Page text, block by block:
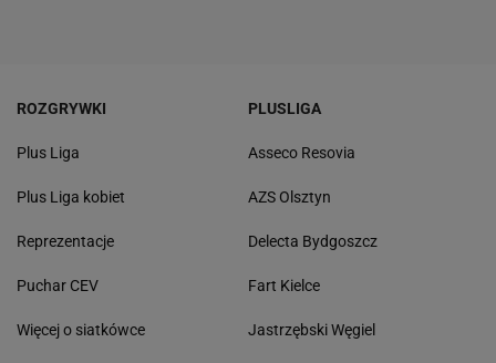
ROZGRYWKI
Plus Liga
Plus Liga kobiet
Reprezentacje
Puchar CEV
Więcej o siatkówce
PLUSLIGA
Asseco Resovia
AZS Olsztyn
Delecta Bydgoszcz
Fart Kielce
Jastrzębski Węgiel